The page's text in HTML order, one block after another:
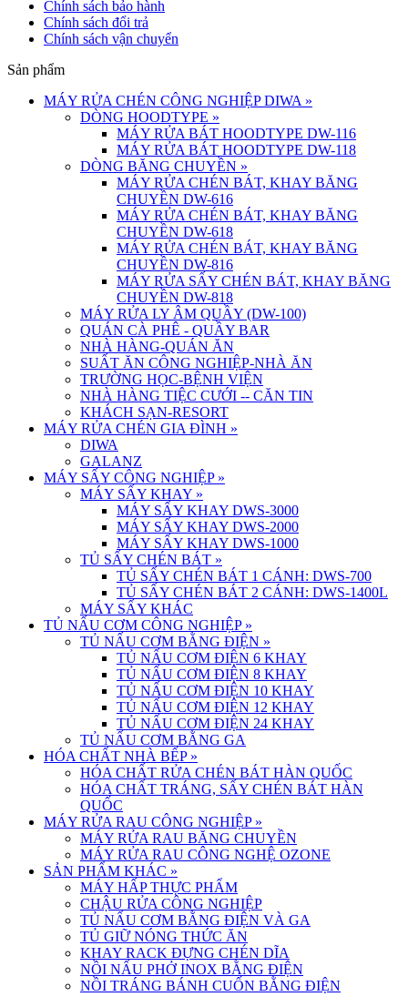
Chính sách bảo hành
Chính sách đổi trả
Chính sách vận chuyển
Sản phẩm
MÁY RỬA CHÉN CÔNG NGHIỆP DIWA »
DÒNG HOODTYPE »
MÁY RỬA BÁT HOODTYPE DW-116
MÁY RỬA BÁT HOODTYPE DW-118
DÒNG BĂNG CHUYỀN »
MÁY RỬA CHÉN BÁT, KHAY BĂNG
CHUYỀN DW-616
MÁY RỬA CHÉN BÁT, KHAY BĂNG
CHUYỀN DW-618
MÁY RỬA CHÉN BÁT, KHAY BĂNG
CHUYỀN DW-816
MÁY RỬA SẤY CHÉN BÁT, KHAY BĂNG
CHUYỀN DW-818
MÁY RỬA LY ÂM QUẦY (DW-100)
QUÁN CÀ PHÊ - QUẦY BAR
NHÀ HÀNG-QUÁN ĂN
SUẤT ĂN CÔNG NGHIỆP-NHÀ ĂN
TRƯỜNG HỌC-BỆNH VIỆN
NHÀ HÀNG TIỆC CƯỚI -- CĂN TIN
KHÁCH SẠN-RESORT
MÁY RỬA CHÉN GIA ĐÌNH »
DIWA
GALANZ
MÁY SẤY CÔNG NGHIỆP »
MÁY SẤY KHAY »
MÁY SẤY KHAY DWS-3000
MÁY SẤY KHAY DWS-2000
MÁY SẤY KHAY DWS-1000
TỦ SẤY CHÉN BÁT »
TỦ SẤY CHÉN BÁT 1 CÁNH: DWS-700
TỦ SẤY CHÉN BÁT 2 CÁNH: DWS-1400L
MÁY SẤY KHÁC
TỦ NẤU CƠM CÔNG NGHIỆP »
TỦ NẤU CƠM BẰNG ĐIỆN »
TỦ NẤU CƠM ĐIỆN 6 KHAY
TỦ NẤU CƠM ĐIỆN 8 KHAY
TỦ NẤU CƠM ĐIỆN 10 KHAY
TỦ NẤU CƠM ĐIỆN 12 KHAY
TỦ NẤU CƠM ĐIỆN 24 KHAY
TỦ NẤU CƠM BẰNG GA
HÓA CHẤT NHÀ BẾP »
HÓA CHẤT RỬA CHÉN BÁT HÀN QUỐC
HÓA CHẤT TRÁNG, SẤY CHÉN BÁT HÀN
QUỐC
MÁY RỬA RAU CÔNG NGHIỆP »
MÁY RỬA RAU BĂNG CHUYỀN
MÁY RỬA RAU CÔNG NGHỆ OZONE
SẢN PHẨM KHÁC »
MÁY HẤP THỰC PHẨM
CHẬU RỬA CÔNG NGHIỆP
TỦ NẤU CƠM BẰNG ĐIỆN VÀ GA
TỦ GIỮ NÓNG THỨC ĂN
KHAY RACK ĐỰNG CHÉN DĨA
NỒI NẤU PHỞ INOX BẰNG ĐIỆN
NỒI TRÁNG BÁNH CUỐN BẰNG ĐIỆN